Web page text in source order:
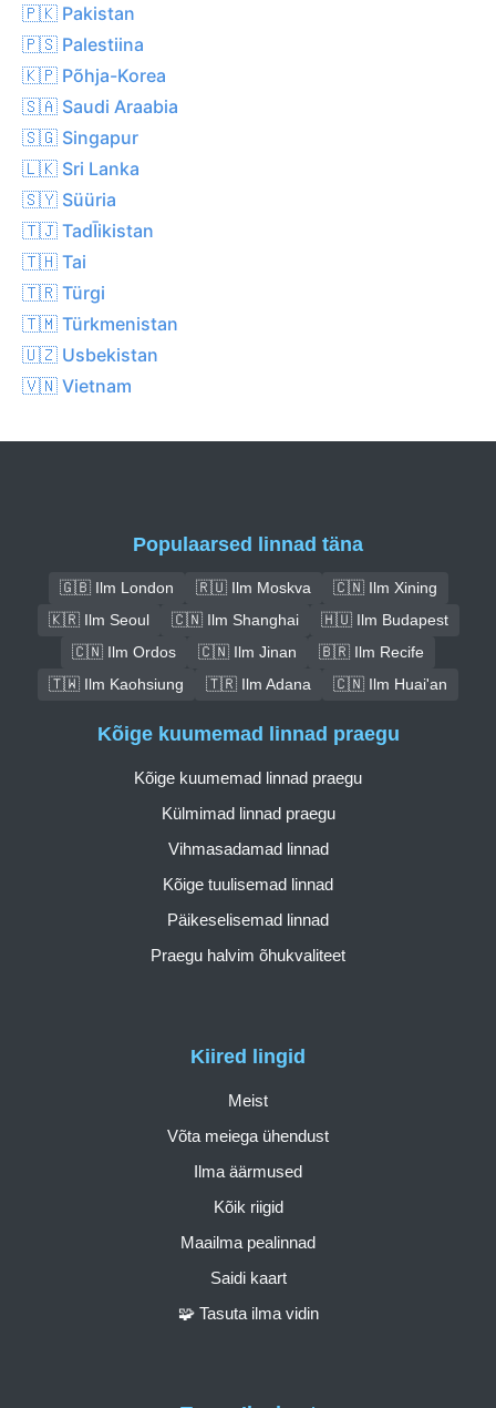
🇵🇰 Pakistan
🇵🇸 Palestiina
🇰🇵 Põhja-Korea
🇸🇦 Saudi Araabia
🇸🇬 Singapur
🇱🇰 Sri Lanka
🇸🇾 Süüria
🇹🇯 TadĪikistan
🇹🇭 Tai
🇹🇷 Türgi
🇹🇲 Türkmenistan
🇺🇿 Usbekistan
🇻🇳 Vietnam
Populaarsed linnad täna
🇬🇧 Ilm London 🇷🇺 Ilm Moskva
🇨🇳 Ilm Xining
🇰🇷 Ilm Seoul
🇨🇳 Ilm Shanghai
🇭🇺 Ilm Budapest
🇨🇳 Ilm Ordos
🇨🇳 Ilm Jinan
🇧🇷 Ilm Recife
🇹🇼 Ilm Kaohsiung
🇹🇷 Ilm Adana 🇨🇳 Ilm Huai'an
Kiired lingid
Meist
Võta meiega ühendust
Ilma äärmused
Kõik riigid
Maailma pealinnad
Saidi kaart
🧩 Tasuta ilma vidin
Kõige kuumemad linnad praegu
Kõige kuumemad linnad praegu
Külmimad linnad praegu
Vihmasadamad linnad
Kõige tuulisemad linnad
Päikeselisemad linnad
Praegu halvim õhukvaliteet